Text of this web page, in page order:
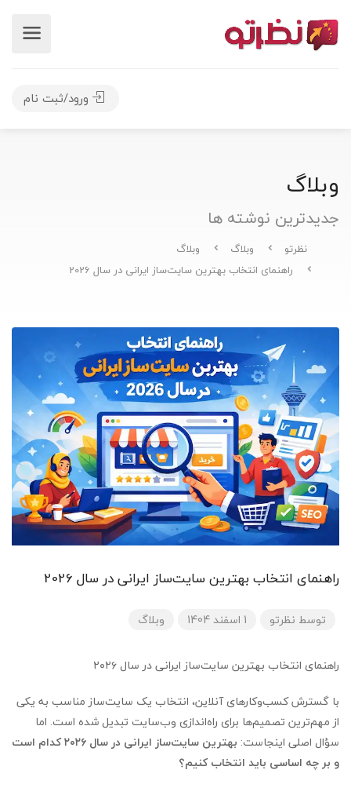
ورود/ثبت نام
وبلاگ
جدیدترین نوشته ها
نظرتو وبلاگ
وبلاگ
راهنمای انتخاب بهترین سایت‌ساز ایرانی در سال 2026
راهنمای انتخاب بهترین سایت‌ساز ایرانی در سال 2026
توسط نظرتو 1 اسفند 1404 وبلاگ
راهنمای انتخاب بهترین سایت‌ساز ایرانی در سال ۲۰۲۶
با گسترش کسب‌وکارهای آنلاین، انتخاب یک سایت‌ساز مناسب به یکی
از مهم‌ترین تصمیم‌ها برای راه‌اندازی وب‌سایت تبدیل شده است. اما
سؤال اصلی اینجاست:
بهترین سایت‌ساز ایرانی در سال ۲۰۲۶ کدام است
و بر چه اساسی باید انتخاب کنیم؟